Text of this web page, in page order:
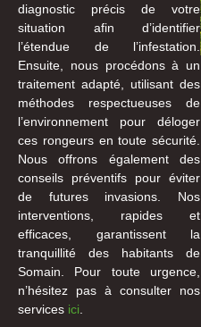
diagnostic précis de votre
situation afin d’identifier
l’étendue de l’infestation.
Ensuite, nous procédons à un
traitement adapté, utilisant des
méthodes respectueuses de
l’environnement pour déloger
ces rongeurs en toute sécurité.
Nous offrons également des
conseils préventifs pour éviter
de futures invasions. Nos
interventions, rapides et
efficaces, garantissent la
tranquillité des habitants de
Somain. Pour toute urgence,
n’hésitez pas à consulter nos
services ici